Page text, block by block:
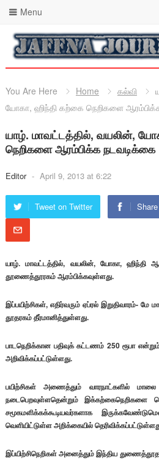
Menu
You Are Here Home கல்வி
யோகா, ஹிந்தி கற்கை நெறிகளை
யாழ். மாவட்டத்தில், வயலின்,
நெறிகளை ஆரம்பிக்க நடவடிக்கை
Editor - April 9, 2013 at 6:22
Tweet on Twitter
யாழ். மாவட்டத்தில், வயலின், யோகா, ஹிந்தி
தூணைத்தூரகம் ஆரம்பிக்கவுள்ளது.
இப்பயிற்சிகள், எதிர்வரும் ஏப்ரல் இறுதிவாரம்- மே
தூதரகம் தீர்மானித்துள்ளது.
பாடநெறிக்கான பதிவுக் கட்டணம் 250 ரூபா
அறிவிக்கப்பட்டுள்ளது.
பயிற்சிகள் அணைத்தும் வாரநாட்களில்
நடைபெறவுள்ளதென்றும் இக்கற்கைநெறிகளை
சமூகமளிக்கக்கூடியவர்களாக
வெளியிட்டுள்ள அறிக்கையில்
இப்யிற்சிநெறிகள் அனைத்தும் இந்திய